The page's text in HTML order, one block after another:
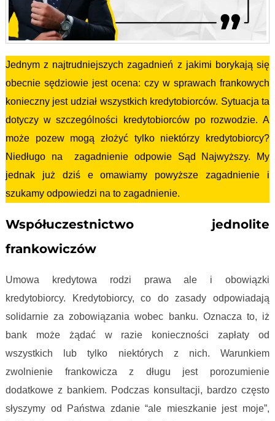
Jednym z najtrudniejszych zagadnień z jakimi borykają się
obecnie sędziowie jest ocena: czy w sprawach frankowych
konieczny jest udział wszystkich kredytobiorców. Sytuacja ta
dotyczy w szczególności kredytobiorców po rozwodzie. A
może pozew mogą złożyć tylko niektórzy kredytobiorcy?
Niedługo na zagadnienie odpowie Sąd Najwyższy. My
jednak już dziś e omawiamy powyższe zagadnienie i
szukamy odpowiedzi na to zagadnienie.
Współuczestnictwo jednolite
frankowiczów
Umowa kredytowa rodzi prawa ale i obowiązki
kredytobiorcy. Kredytobiorcy, co do zasady odpowiadają
solidarnie za zobowiązania wobec banku. Oznacza to, iż
bank może żądać w razie konieczności zapłaty od
wszystkich lub tylko niektórych z nich. Warunkiem
zwolnienie frankowicza z długu jest porozumienie
dodatkowe z bankiem. Podczas konsultacji, bardzo często
słyszymy od Państwa zdanie “ale mieszkanie jest moje”,